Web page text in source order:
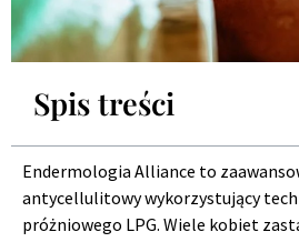
Spis treści
Endermologia Alliance to
antycellulitowy wykorzystujący
próżniowego LPG. Wiele kobiet